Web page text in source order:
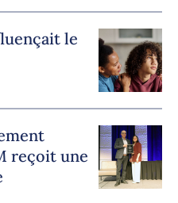
le
reçoit une